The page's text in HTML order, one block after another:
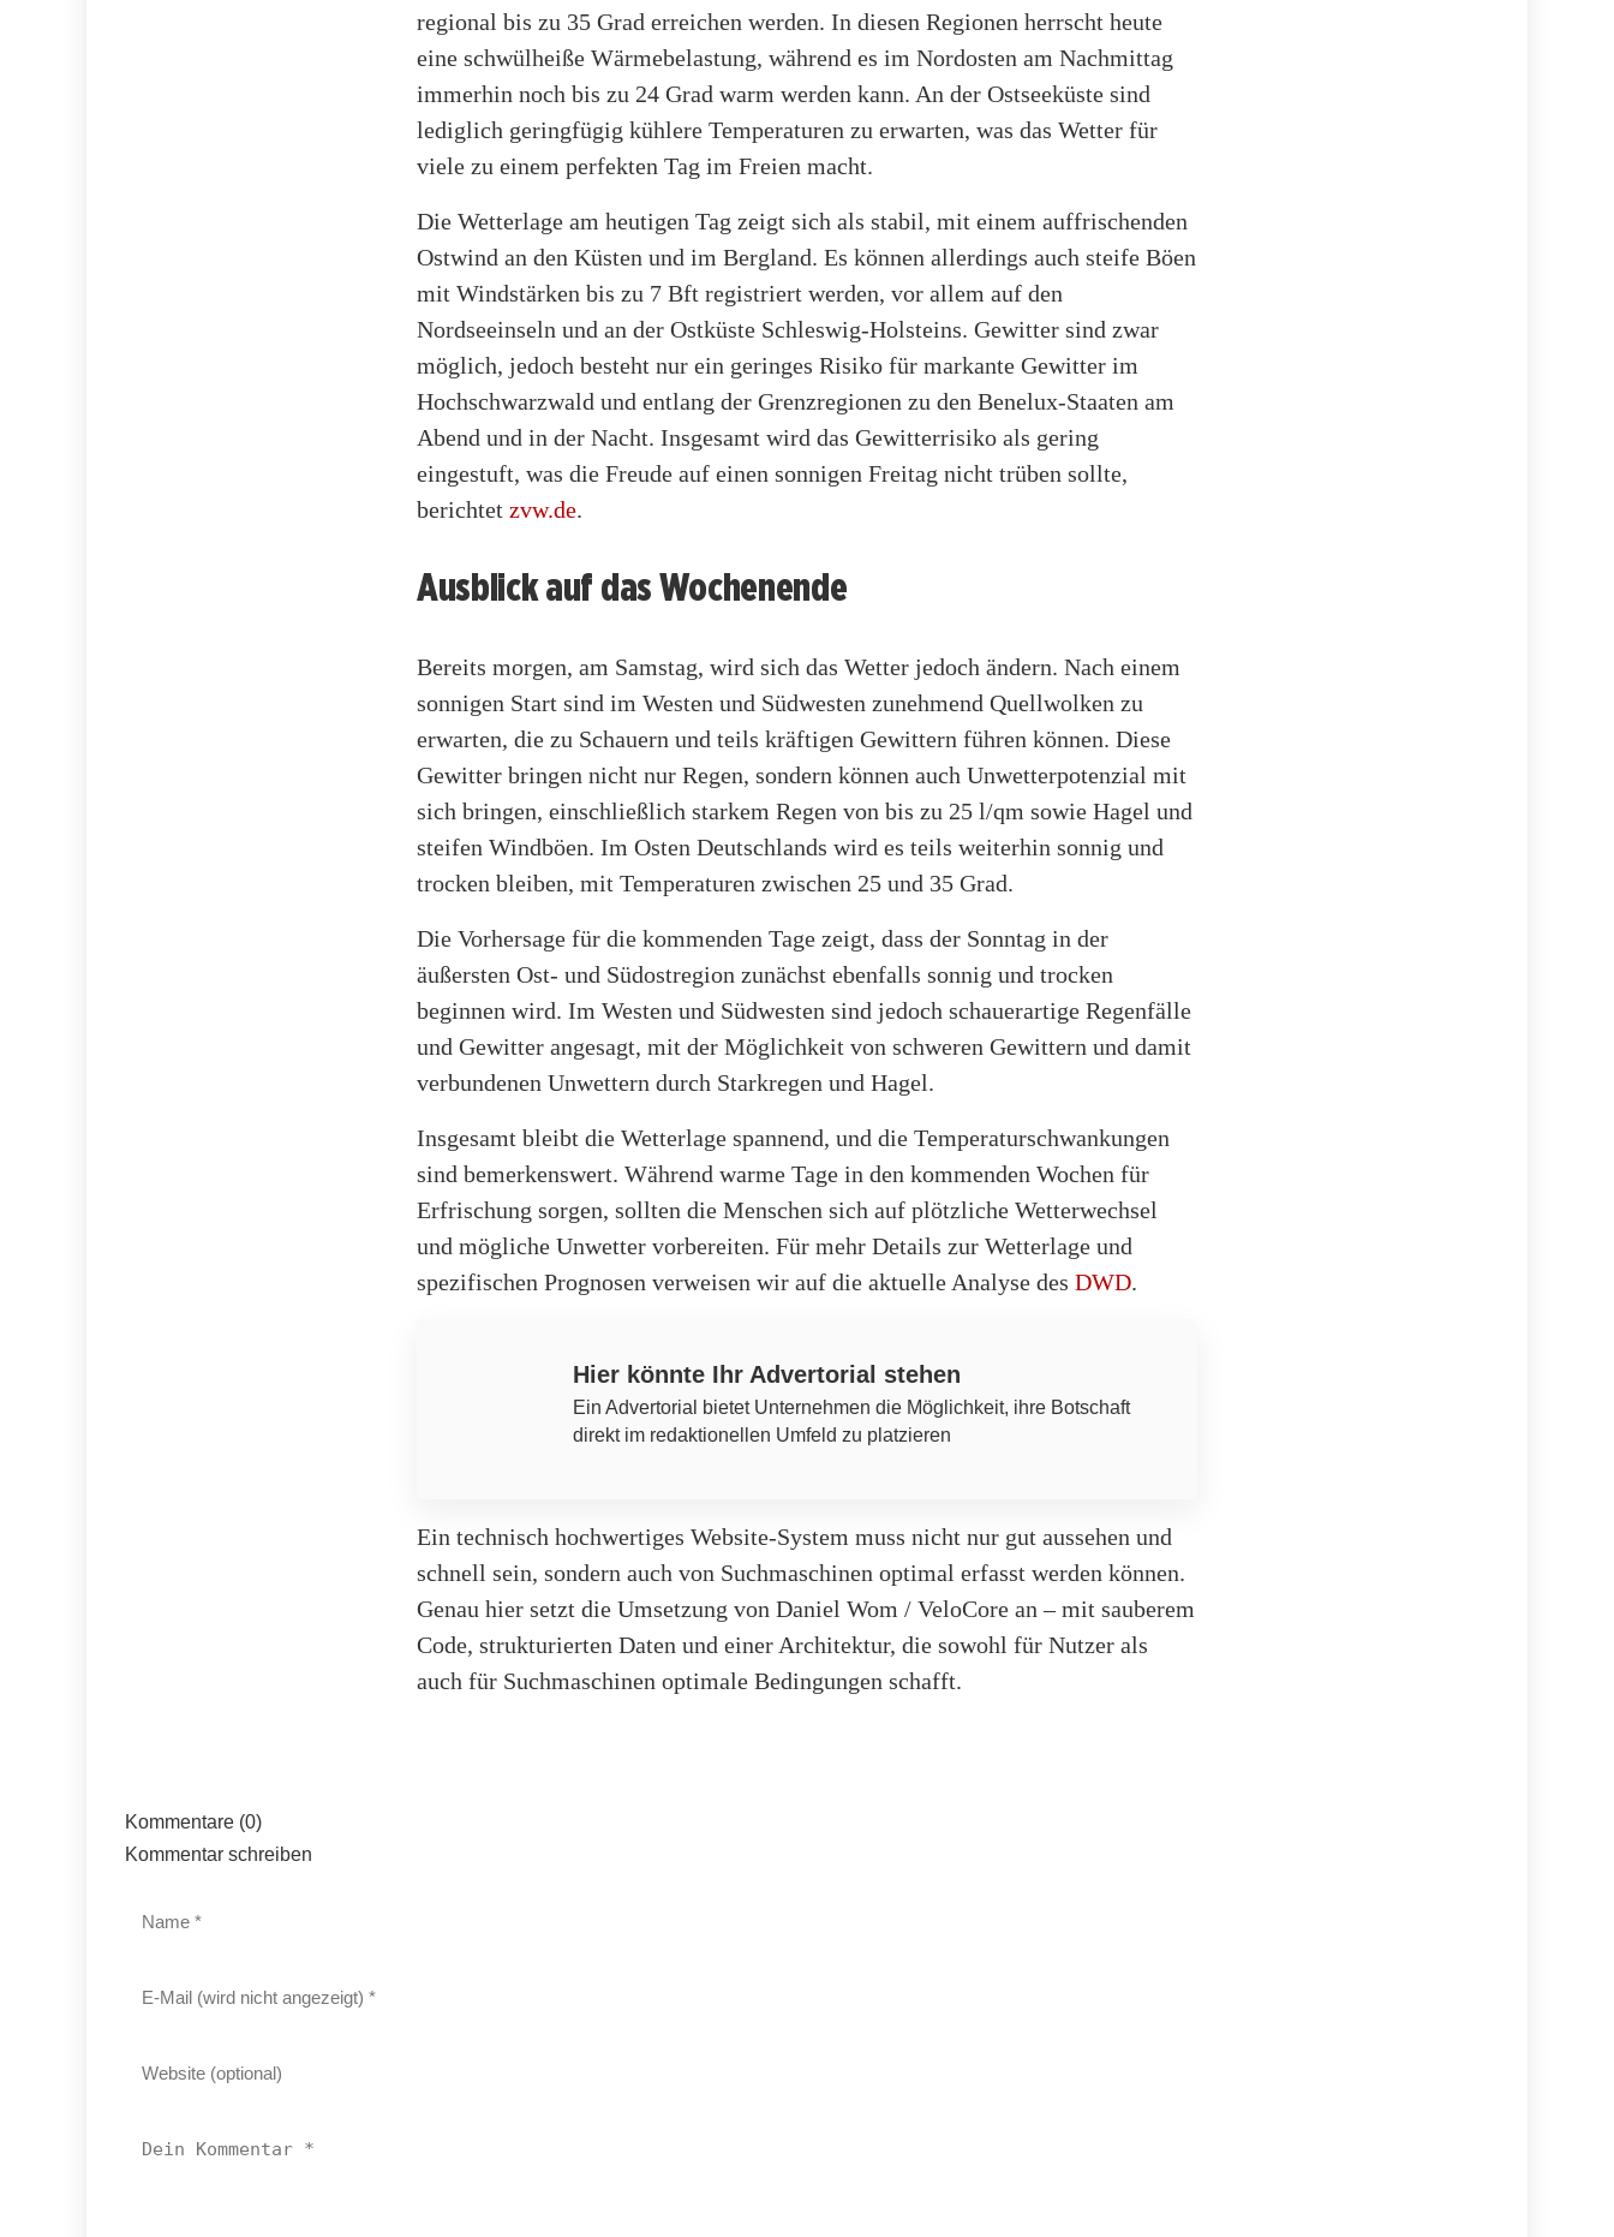
regional bis zu 35 Grad erreichen werden. In diesen Regionen herrscht heute
eine schwülheiße Wärmebelastung, während es im Nordosten am Nachmittag
immerhin noch bis zu 24 Grad warm werden kann. An der Ostseeküste sind
lediglich geringfügig kühlere Temperaturen zu erwarten, was das Wetter für
viele zu einem perfekten Tag im Freien macht.
Die Wetterlage am heutigen Tag zeigt sich als stabil, mit einem auffrischenden
Ostwind an den Küsten und im Bergland. Es können allerdings auch steife Böen
mit Windstärken bis zu 7 Bft registriert werden, vor allem auf den
Nordseeinseln und an der Ostküste Schleswig-Holsteins. Gewitter sind zwar
möglich, jedoch besteht nur ein geringes Risiko für markante Gewitter im
Hochschwarzwald und entlang der Grenzregionen zu den Benelux-Staaten am
Abend und in der Nacht. Insgesamt wird das Gewitterrisiko als gering
eingestuft, was die Freude auf einen sonnigen Freitag nicht trüben sollte,
berichtet zvw.de.
Ausblick auf das Wochenende
Bereits morgen, am Samstag, wird sich das Wetter jedoch ändern. Nach einem
sonnigen Start sind im Westen und Südwesten zunehmend Quellwolken zu
erwarten, die zu Schauern und teils kräftigen Gewittern führen können. Diese
Gewitter bringen nicht nur Regen, sondern können auch Unwetterpotenzial mit
sich bringen, einschließlich starkem Regen von bis zu 25 l/qm sowie Hagel und
steifen Windböen. Im Osten Deutschlands wird es teils weiterhin sonnig und
trocken bleiben, mit Temperaturen zwischen 25 und 35 Grad.
Die Vorhersage für die kommenden Tage zeigt, dass der Sonntag in der
äußersten Ost- und Südostregion zunächst ebenfalls sonnig und trocken
beginnen wird. Im Westen und Südwesten sind jedoch schauerartige Regenfälle
und Gewitter angesagt, mit der Möglichkeit von schweren Gewittern und damit
verbundenen Unwettern durch Starkregen und Hagel.
Insgesamt bleibt die Wetterlage spannend, und die Temperaturschwankungen
sind bemerkenswert. Während warme Tage in den kommenden Wochen für
Erfrischung sorgen, sollten die Menschen sich auf plötzliche Wetterwechsel
und mögliche Unwetter vorbereiten. Für mehr Details zur Wetterlage und
spezifischen Prognosen verweisen wir auf die aktuelle Analyse des DWD.
Hier könnte Ihr Advertorial stehen
Ein Advertorial bietet Unternehmen die Möglichkeit, ihre Botschaft
direkt im redaktionellen Umfeld zu platzieren
Ein technisch hochwertiges Website-System muss nicht nur gut aussehen und
schnell sein, sondern auch von Suchmaschinen optimal erfasst werden können.
Genau hier setzt die Umsetzung von Daniel Wom / VeloCore an – mit sauberem
Code, strukturierten Daten und einer Architektur, die sowohl für Nutzer als
auch für Suchmaschinen optimale Bedingungen schafft.
Kommentare (0)
Kommentar schreiben